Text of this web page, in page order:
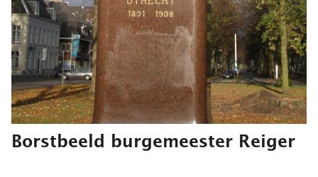
Borstbeeld burgemeester Reiger